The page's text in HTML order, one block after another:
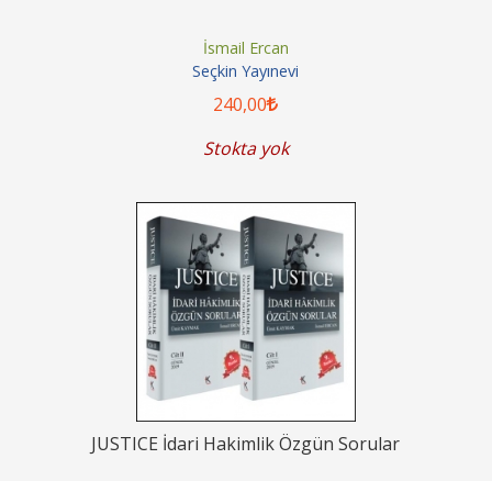
İsmail Ercan
Seçkin Yayınevi
240,00
Stokta yok
JUSTICE İdari Hakimlik Özgün Sorular